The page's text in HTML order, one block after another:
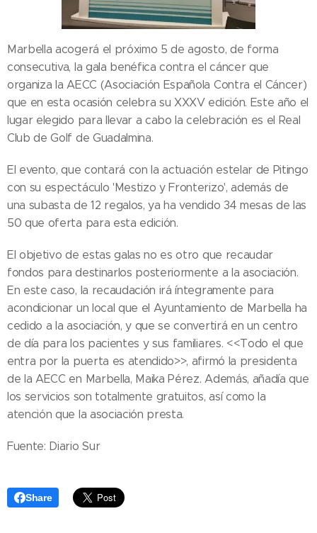
Marbella acogerá el próximo 5 de agosto, de forma
consecutiva, la gala benéfica contra el cáncer que
organiza la AECC (Asociación Española Contra el Cáncer)
que en esta ocasión celebra su XXXV edición. Este año el
lugar elegido para llevar a cabo la celebración es el Real
Club de Golf de Guadalmina.
El evento, que contará con la actuación estelar de Pitingo
con su espectáculo 'Mestizo y Fronterizo', además de
una subasta de 12 regalos, ya ha vendido 34 mesas de las
50 que oferta para esta edición.
El objetivo de estas galas no es otro que recaudar
fondos para destinarlos posteriormente a la asociación.
En este caso, la recaudación irá íntegramente para
acondicionar un local que el Ayuntamiento de Marbella ha
cedido a la asociación, y que se convertirá en un centro
de día para los pacientes y sus familiares. <<Todo el que
entra por la puerta es atendido>>, afirmó la presidenta
de la AECC en Marbella, Maika Pérez. Además, añadía que
los servicios son totalmente gratuitos, así como la
atención que la asociación presta.
Fuente: Diario Sur
Share